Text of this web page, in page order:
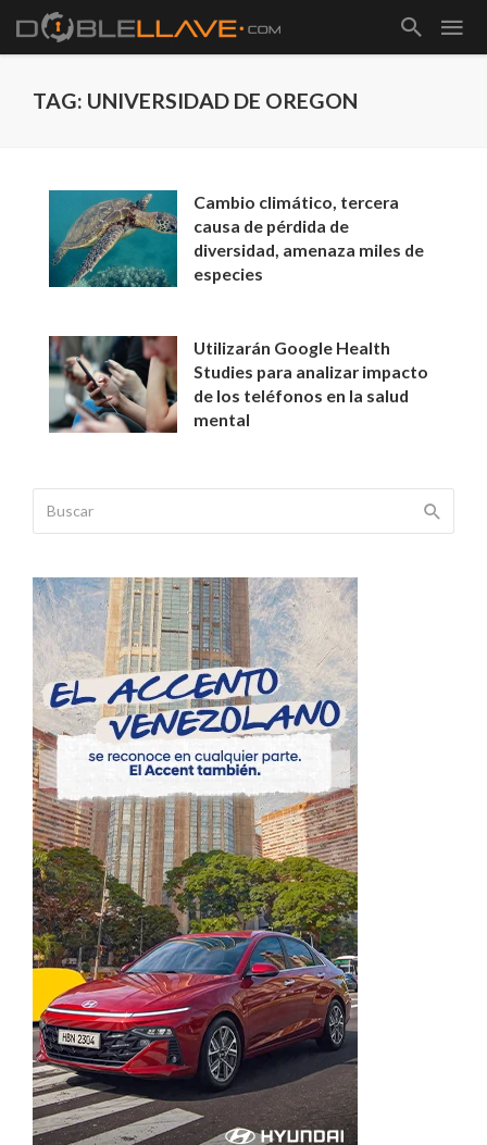
TAG: UNIVERSIDAD DE OREGON
Cambio climático, tercera
causa de pérdida de
diversidad, amenaza miles de
especies
Utilizarán Google Health
Studies para analizar impacto
de los teléfonos en la salud
mental